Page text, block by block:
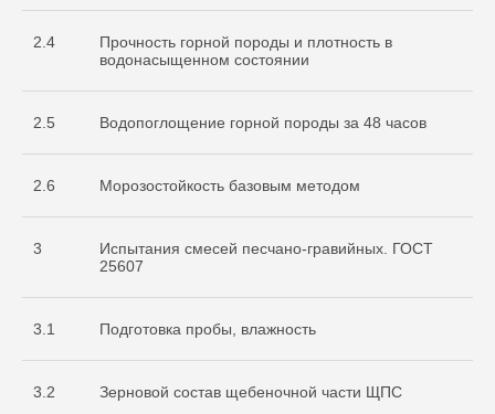
2.4
Прочность горной породы и плотность в
водонасыщенном состоянии
2.5 Водопоглощение горной породы за 48 часов
2.6 Морозостойкость базовым методом
3
Испытания смесей песчано-гравийных. ГОСТ
25607
3.1 Подготовка пробы, влажность
3.2 Зерновой состав щебеночной части ЩПС